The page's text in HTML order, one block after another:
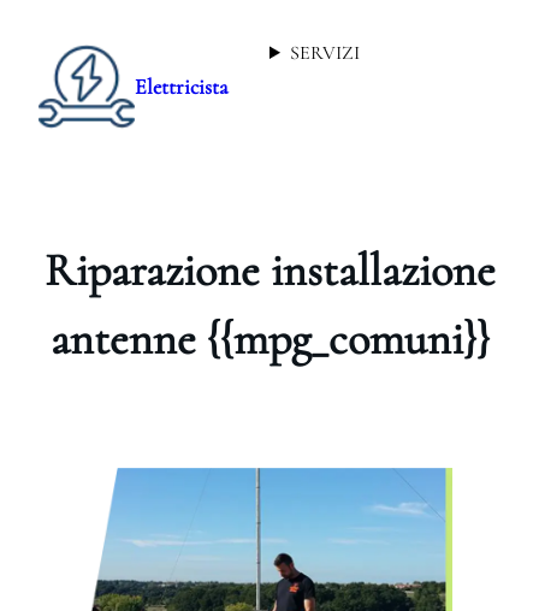
Elettricista
SERVIZI
Riparazione installazione
antenne {{mpg_comuni}}